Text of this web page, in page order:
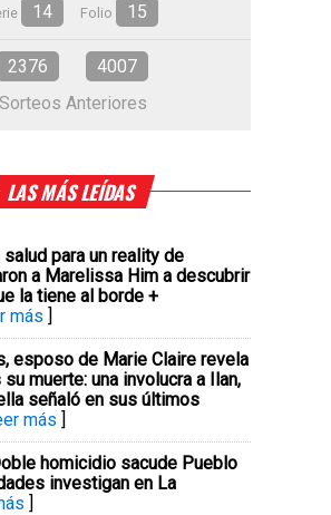
14 Folio 15
2376
4007
Sorteos Anteriores
LAS MÁS LEÍDAS
para un reality de
a Marelissa Him a descubrir
la tiene al borde +
más ]
esposo de Marie Claire revela
muerte: una involucra a Ilan,
señaló en sus últimos
más ]
homicidio sacude Pueblo
investigan en La
]